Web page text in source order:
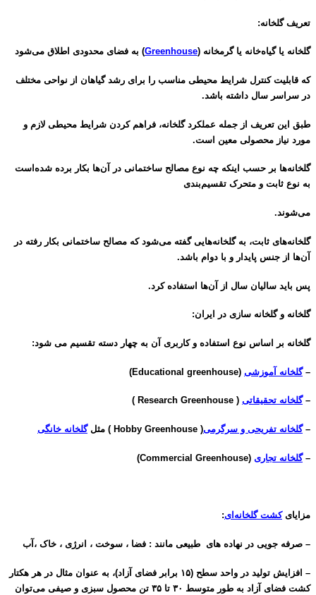
تعریف گلخانه:
گلخانه یا گیاه‌خانه یا گرمخانه (Greenhouse) به فضای محدودی اطلاق می‌شود
که قابلیت کنترل شرایط محیطی مناسب را برای رشدگیاهان از نواحی مختلف
در سراسر سال داشته باشد.
طبق این تعریف از جمله عملکرد گلخانه، فراهم کردن شرایط محیطی لازم و
مورد نیاز محصولی معین است.
گلخانه‌ها بر حسب اینکه چه نوع مصالح ساختمانی در آن‌ها بکار برده شده‌است
به نوع ثابت و متحرک تقسیم‌بندی
می‌شوند.
گلخانه‌های ثابت، به گلخانه‌هایی گفته می‌شود که مصالح ساختمانی بکار رفته در
آن‌ها از جنس پایدار و با دوام باشد.
پس باید سالیان سال از آن‌ها استفاده کرد.
گلخانه و گلخانه سازی در ایران:
گلخانه بر اساس نوع استفاده و کاربری آن به چهار دسته تقسیم می شود:
–گلخانه آموزشی (Educational greenhouse)
–گلخانه تحقیقاتی ( Research Greenhouse )
–گلخانه تفریحی و سرگرمی( Hobby Greenhouse ) مثل گلخانه خانگی
–گلخانه تجار ی (Commercial Greenhouse)
مزایایکشت گلخانه‌ای:
– صرفه جویی در نهاده های طبیعی مانند : فضا ، سوخت ، انرژی ، خاک ،آب
– افزایش تولید در واحد سطح (۱۵ برابر فضای آزاد)، به عنوان مثال در هر هکتار
کشت فضای آزاد به طور متوسط ۳۰ تا ۳۵ تن محصول سبزی
و صیفی می‌توان